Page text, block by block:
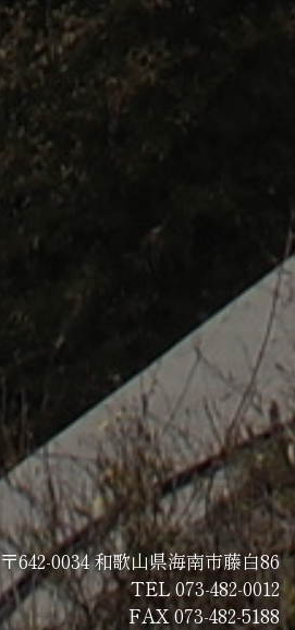
〒642-0034 和歌山県海南市藤白86
TEL 073-482-0012
FAX 073-482-5188